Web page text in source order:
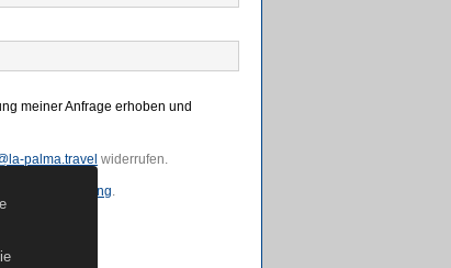
meiner Anfrage erhoben und
palma.travel widerrufen.
.